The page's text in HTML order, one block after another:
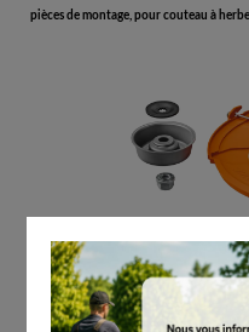
pièces de montage, pour couteau à
voir
STIHL
Jeu de pièces de